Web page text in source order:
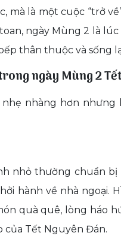
mà là một cuộc “trở
ngày Mùng 2 là
thân thuộc và sống
ngày Mùng 2
nhàng hơn nhưng
nhỏ thường chuẩn
hành về nhà ngoại.
quà quê, lòng háo
Tết Nguyên Đán.